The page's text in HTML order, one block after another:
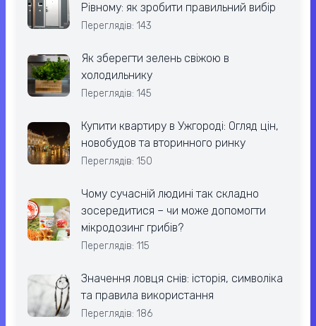
Рівному: як зробити правильний вибір
Переглядів: 143
Як зберегти зелень свіжою в
холодильнику
Переглядів: 145
Купити квартиру в Ужгороді: Огляд цін,
новобудов та вторинного ринку
Переглядів: 150
Чому сучасній людині так складно
зосередитися – чи може допомогти
мікродозинг грибів?
Переглядів: 115
Значення ловця снів: історія, символіка
та правила використання
Переглядів: 186